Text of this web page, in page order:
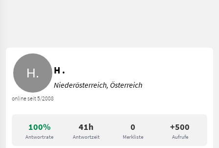
100%
Antwortrate
41h
Antwortzeit
0
Merkliste
+500
Aufrufe
online seit 5/2008
H .
Niederösterreich, Österreich